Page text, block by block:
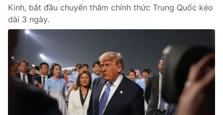
Hậu trường
Nhân vật
Khán giả
Giải sao mai
Điện ảnh
Âm nhạc
Sao
Đời sống
Du lịch
Làm đẹp
Chất lượng cuộc sống
Giáo dục
Tuyển sinh
Học trực tuyến
Công nghệ
Hitech Công nghệ tương lai
Giao lưu trực tuyến
Kinh, bắt đầu chuyến thăm chính thức Trung Quốc kéo
dài 3 ngày.